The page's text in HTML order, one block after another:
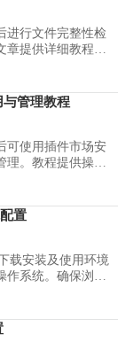
进行文件完整性检
章提供详细教程、
管理教程
可使用插件市场安
。教程提供操作
置
载安装及使用环境
系统。确保浏览